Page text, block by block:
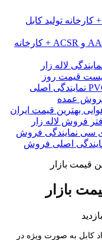
هادی آلومینیومی هوایی 50*1 AAC + کارخانه تولید کابل
هادی هوایی آلومینیومی AAC و AAAC و ACSR + کارخانه
قیمت بازار
بازار
کابل به صورت ویژه در